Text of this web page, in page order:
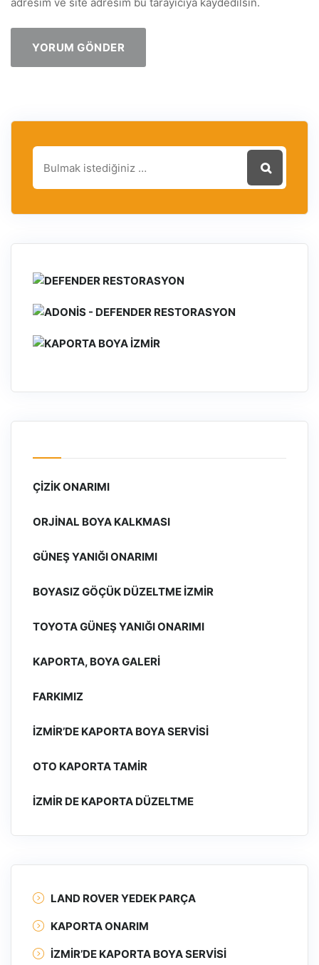
ÇIZIK ONARIMI
ORJINAL BOYA KALKMASI
GÜNEŞ YANIĞI ONARIMI
BOYASIZ GÖÇÜK DÜZELTME İZMIR
TOYOTA GÜNEŞ YANIĞI ONARIMI
KAPORTA, BOYA GALERI
FARKIMIZ
İZMIR’DE KAPORTA BOYA SERVISI
OTO KAPORTA TAMIR
İZMIR DE KAPORTA DÜZELTME
LAND ROVER YEDEK PARÇA
KAPORTA ONARIM
İZMIR’DE KAPORTA BOYA SERVISI